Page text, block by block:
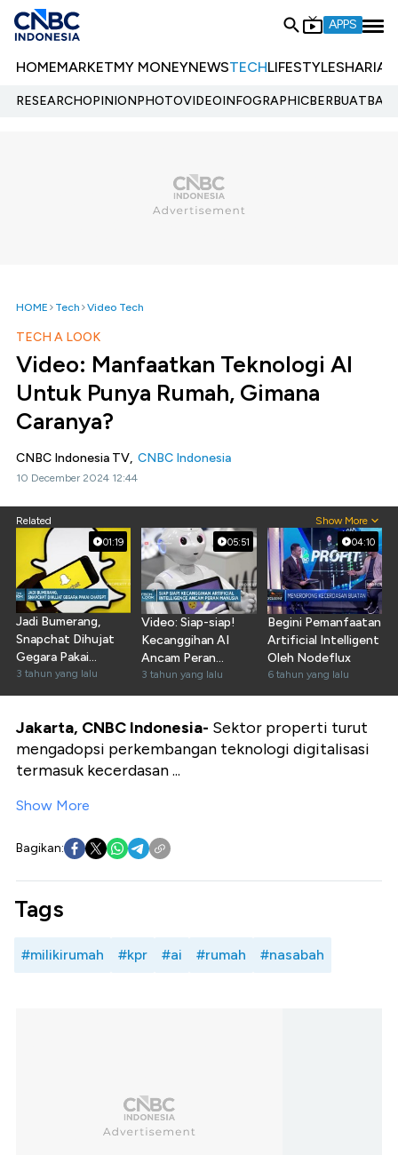
APPS
HOMEMARKETMY MONEYNEWSTECHLIFESTYLESHARIA
RESEARCHOPINIONPHOTOVIDEOINFOGRAPHIC
HOME Tech Video Tech
TECH A LOOK
Video: Manfaatkan Teknologi AI
Untuk Punya Rumah, Gimana
Caranya?
CNBC Indonesia TV, CNBC Indonesia
10 December 2024 12:44
Related Show More
01:19
Jadi Bumerang,
Snapchat Dihujat
Gegara Pakai
ChatGPT
3 tahun yang lalu
05:51
Video: Siap-siap!
Kecanggihan AI
Ancam Peran
Manusia
3 tahun yang lalu
04:10
Begini Pemanfaatan
Artificial Intelligent
Oleh Nodeflux
6 tahun yang lalu
Jakarta, CNBC Indonesia- Sektor properti turut
mengadopsi perkembangan teknologi digitalisasi
termasuk kecerdasan ...
Show More
Bagikan:
Tags
#milikirumah #kpr #ai #rumah #nasabah